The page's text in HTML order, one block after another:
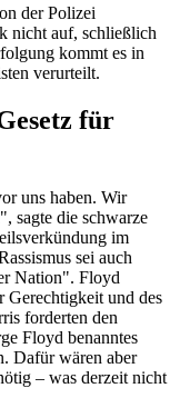
der Polizei
nicht auf, schließlich
kommt es in
verurteilt.
für
uns haben. Wir
sagte die schwarze
im
sei auch
Nation". Floyd
Gerechtigkeit und des
forderten den
Floyd benanntes
Dafür wären aber
– was derzeit nicht